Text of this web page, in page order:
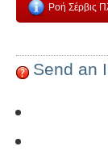
Ροή Σέρβις
Send an